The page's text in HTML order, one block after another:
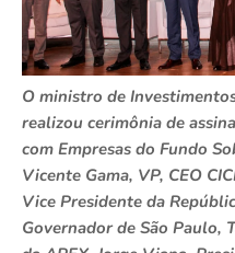
O ministro de
realizou cerimônia de
com Empresas do Fundo
Vicente Gama, VP, CEO
Vice Presidente da
Governador de São Paulo,